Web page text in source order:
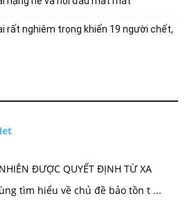
rất nghiêm trọng khiến 19 người chết,
ĐƯỢC QUYẾT ĐỊNH TỪ XA
tìm hiểu về chủ đề bảo tồn t ...